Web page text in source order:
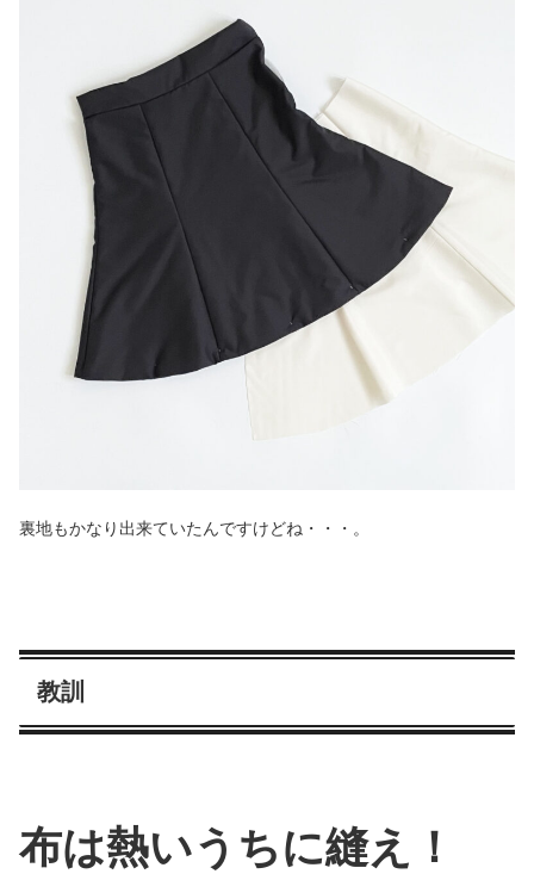
裏地もかなり出来ていたんですけどね・・・。
教訓
布は熱いうちに縫え！